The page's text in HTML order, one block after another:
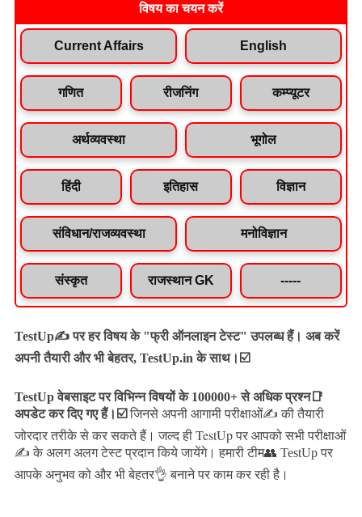
विषय का चयन करें
Current Affairs English
गणित रीजनिंग कम्प्यूटर
अर्थव्यवस्था भूगोल
हिंदी इतिहास विज्ञान
संविधान/राजव्यवस्था मनोविज्ञान
संस्कृत राजस्थान GK -----
TestUp✍️ पर हर विषय के "फ्री ऑनलाइन टेस्ट" उपलब्ध हैं। अब करें
अपनी तैयारी और भी बेहतर, TestUp.in के साथ।☑️
TestUp वेबसाइट पर विभिन्न विषयों के 100000+ से अधिक प्रश्न📑
अपडेट कर दिए गए हैं। ☑️ जिनसे अपनी आगामी परीक्षाओं✍️ की तैयारी
जोरदार तरीके से कर सकते हैं।जल्द ही TestUp पर आपको सभी परीक्षाओं
✍️ के अलग अलग टेस्ट प्रदान किये जायेंगे। हमारी टीम👥 TestUp पर
आपके अनुभव को और भी बेहतर👌 बनाने पर काम कर रही है।